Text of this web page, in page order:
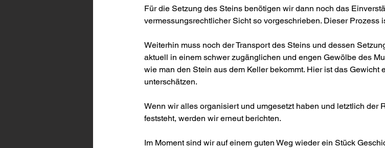
Für die Setzung des Steins benötigen wir dann noch das
vermessungsrechtlicher Sicht so vorgeschrieben. Dieser Prozess
Weiterhin muss noch der Transport des Steins und dessen
aktuell in einem schwer zugänglichen und engen Gewölbe des
wie man den Stein aus dem Keller bekommt. Hier ist das Gewicht
unterschätzen.
Wenn wir alles organisiert und umgesetzt haben und letztlich der
feststeht, werden wir erneut berichten.
Im Moment sind wir auf einem guten Weg wieder ein Stück